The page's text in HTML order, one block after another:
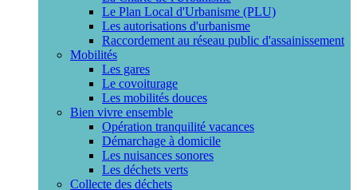
Le Plan Local d'Urbanisme (PLU)
Les autorisations d'urbanisme
Raccordement au réseau public d'assainissement
Mobilités
Les gares
Le covoiturage
Les mobilités douces
Bien vivre ensemble
Opération tranquilité vacances
Démarchage à domicile
Les nuisances sonores
Les déchets verts
Collecte des déchets